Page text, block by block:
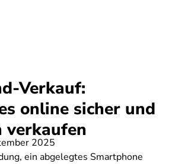
Verkauf:
online sicher und
verkaufen
2025
ein abgelegtes Smartphone